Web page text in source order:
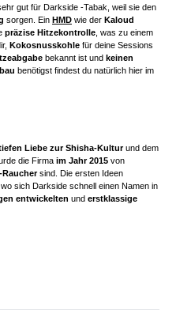
gut für Darkside -Tabak, weil sie den
sorgen. Ein HMD wie der Kaloud
präzise Hitzekontrolle , was zu einem
Kokosnusskohle für deine Sessions
bekannt ist und keinen
benötigst findest du natürlich hier im
Liebe zur Shisha-Kulturund dem
die Firma im Jahr 2015 von
sind. Die ersten Ideen
, wo sich Darkside schnell einen Namen in
entwickelten und erstklassige